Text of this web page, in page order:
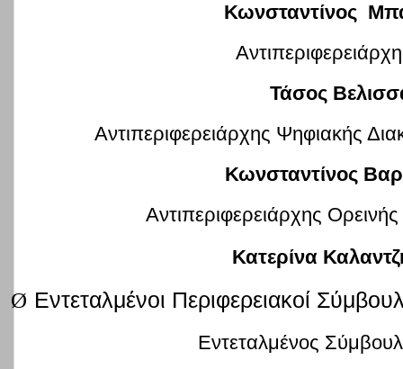
Κωνσταντίνος
Τάσος
Αντιπεριφερειάρχης Ψηφιακής
Κωνσταντίνος
Αντιπεριφερειάρχης
Κατερίνα
Ø Εντεταλμένοι Περιφερειακοί
Εντεταλμένος